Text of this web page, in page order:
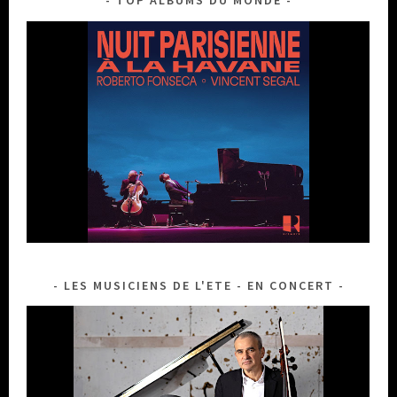
LES MUSICIENS DE L'ETE - EN CONCERT